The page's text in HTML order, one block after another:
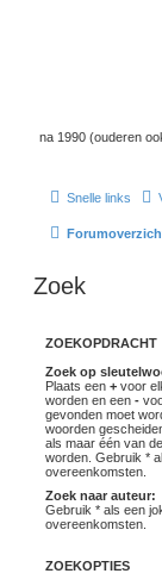
na 1990 (ouderen
Snelle links
Zoek
ZOEKOPDRACHT
Zoek op
Plaats een + voor
worden en een -
gevonden moet
woorden
als maar één van
worden. Gebruik *
overeenkomsten.
Zoek naar auteur:
Gebruik * als een
overeenkomsten.
ZOEKOPTIES